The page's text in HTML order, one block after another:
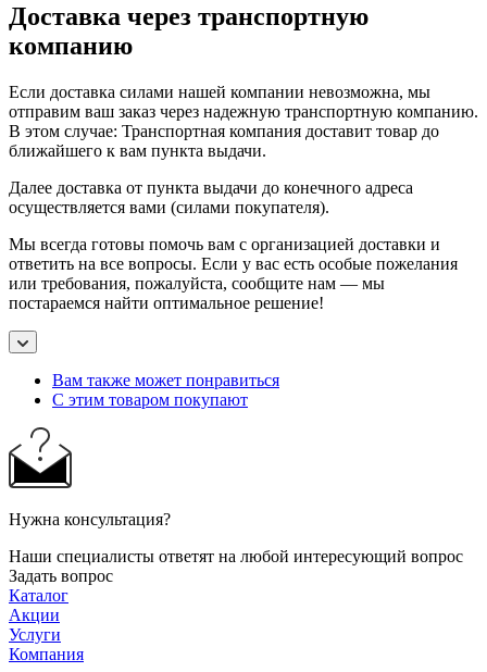
Доставка через транспортную
компанию
Если доставка силами нашей компании невозможна, мы
отправим ваш заказ через надежную транспортную компанию.
В этом случае: Транспортная компания доставит товар до
ближайшего к вам пункта выдачи.
Далее доставка от пункта выдачи до конечного адреса
осуществляется вами (силами покупателя).
Мы всегда готовы помочь вам с организацией доставки и
ответить на все вопросы. Если у вас есть особые пожелания
или требования, пожалуйста, сообщите нам — мы
постараемся найти оптимальное решение!
Вам также может понравиться
С этим товаром покупают
Нужна консультация?
Наши специалисты ответят на любой интересующий вопрос
Задать вопрос
Каталог
Акции
Услуги
Компания